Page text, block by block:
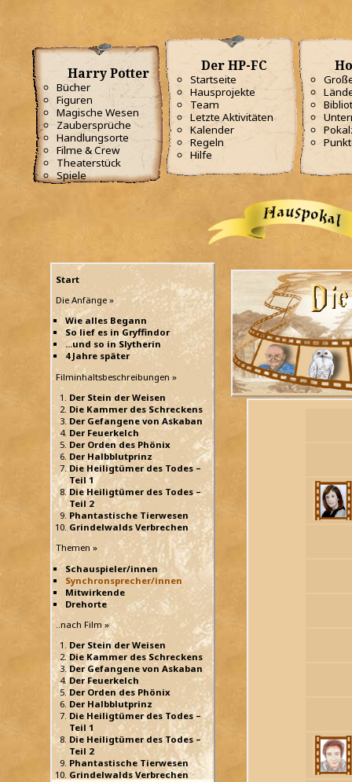
Harry Potter
Bücher
Figuren
Magische Wesen
Zaubersprüche
Handlungsorte
Filme & Crew
Theaterstück
Spiele
Der HP-FC
Startseite
Hausprojekte
Team
Letzte Aktivitäten
Kalender
Regeln
Hilfe
Start
Die Anfänge »
Wie alles Begann
So lief es in Gryffindor
...und so in Slytherin
4 Jahre später
Filminhaltsbeschreibungen »
Der Stein der Weisen
Die Kammer des Schreckens
Der Gefangene von Askaban
Der Feuerkelch
Der Orden des Phönix
Der Halbblutprinz
Die Heiligtümer des Todes –
Teil 1
Die Heiligtümer des Todes –
Teil 2
Phantastische Tierwesen
Grindelwalds Verbrechen
Themen »
Schauspieler/innen
Synchronsprecher/innen
Mitwirkende
Drehorte
..nach Film »
Der Stein der Weisen
Die Kammer des Schreckens
Der Gefangene von Askaban
Der Feuerkelch
Der Orden des Phönix
Der Halbblutprinz
Die Heiligtümer des Todes –
Teil 1
Die Heiligtümer des Todes –
Teil 2
Phantastische Tierwesen
Grindelwalds Verbrechen